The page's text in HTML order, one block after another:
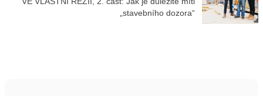
„stavebního dozora“